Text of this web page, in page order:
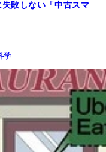
敗しない「中古スマ
学